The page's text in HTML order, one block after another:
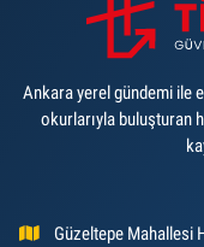
Ankara yerel gündemi ile
okurlarıyla buluşturan
Güzeltepe Mahallesi